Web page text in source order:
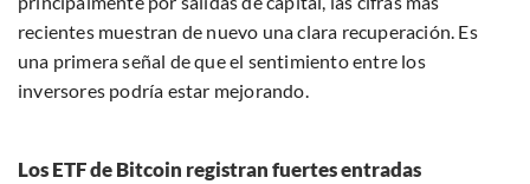
recientes muestran de nuevo una clara recuperación. Es
una primera señal de que el sentimiento entre los
inversores podría estar mejorando.
Los ETF de Bitcoin registran fuertes entradas